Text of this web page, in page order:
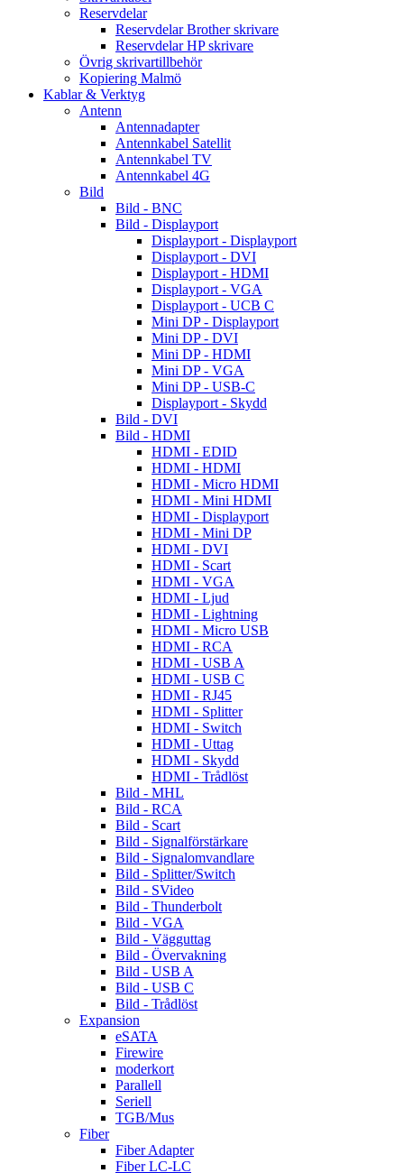
Reservdelar
Reservdelar Brother skrivare
Reservdelar HP skrivare
Övrig skrivartillbehör
Kopiering Malmö
Kablar & Verktyg
Antenn
Antennadapter
Antennkabel Satellit
Antennkabel TV
Antennkabel 4G
Bild
Bild - BNC
Bild - Displayport
Displayport - Displayport
Displayport - DVI
Displayport - HDMI
Displayport - VGA
Displayport - UCB C
Mini DP - Displayport
Mini DP - DVI
Mini DP - HDMI
Mini DP - VGA
Mini DP - USB-C
Displayport - Skydd
Bild - DVI
Bild - HDMI
HDMI - EDID
HDMI - HDMI
HDMI - Micro HDMI
HDMI - Mini HDMI
HDMI - Displayport
HDMI - Mini DP
HDMI - DVI
HDMI - Scart
HDMI - VGA
HDMI - Ljud
HDMI - Lightning
HDMI - Micro USB
HDMI - RCA
HDMI - USB A
HDMI - USB C
HDMI - RJ45
HDMI - Splitter
HDMI - Switch
HDMI - Uttag
HDMI - Skydd
HDMI - Trådlöst
Bild - MHL
Bild - RCA
Bild - Scart
Bild - Signalförstärkare
Bild - Signalomvandlare
Bild - Splitter/Switch
Bild - SVideo
Bild - Thunderbolt
Bild - VGA
Bild - Vägguttag
Bild - Övervakning
Bild - USB A
Bild - USB C
Bild - Trådlöst
Expansion
eSATA
Firewire
moderkort
Parallell
Seriell
TGB/Mus
Fiber
Fiber Adapter
Fiber LC-LC